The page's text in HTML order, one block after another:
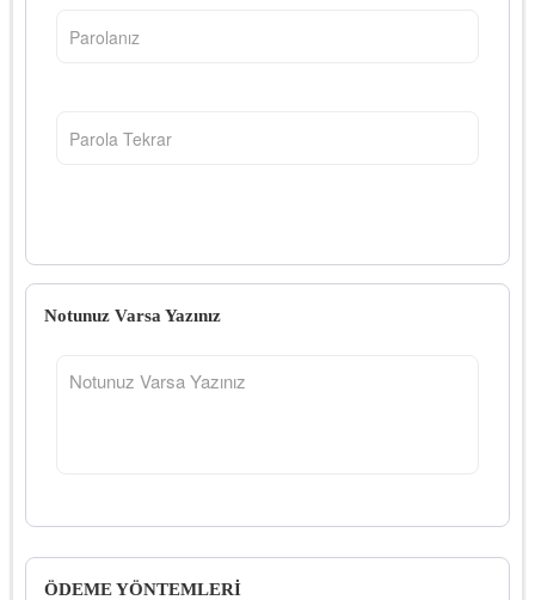
Notunuz Varsa Yazınız
ÖDEME YÖNTEMLERİ